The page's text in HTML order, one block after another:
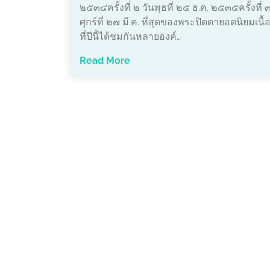
๒๕๓๔ครั้งที่ ๒ วันพุธที่ ๒๕ ธ.ค. ๒๕๓๕ครั้งที่
ศุกร์ที่ ๒๗ มี.ค. ที่สุดของพระปิดตายอดนิยมเนื้
ที่ปีนี้ได้ชมกันหลายองค์…
Read More